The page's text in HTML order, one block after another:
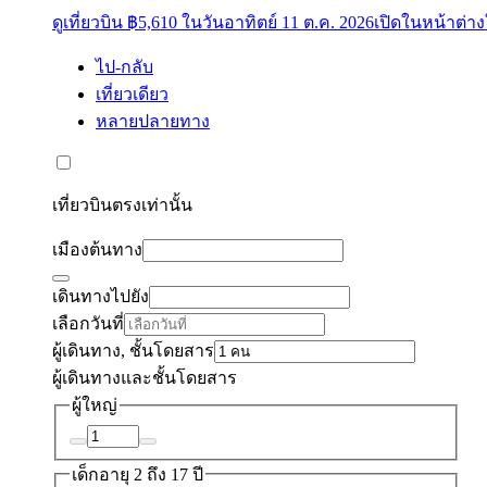
ดูเที่ยวบิน ฿5,610 ในวันอาทิตย์ 11 ต.ค. 2026เปิดในหน้าต่า
ไป-กลับ
เที่ยวเดียว
หลายปลายทาง
เที่ยวบินตรงเท่านั้น
เมืองต้นทาง
เดินทางไปยัง
เลือกวันที่
ผู้เดินทาง, ชั้นโดยสาร
ผู้เดินทางและชั้นโดยสาร
ผู้ใหญ่
เด็กอายุ 2 ถึง 17 ปี